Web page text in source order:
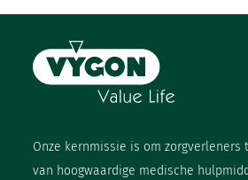
Onze kernmissie is om zorgverleners
van hoogwaardige medische